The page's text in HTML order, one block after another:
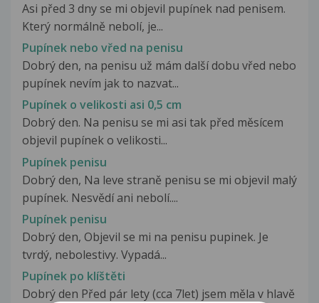
Asi před 3 dny se mi objevil pupínek nad penisem.
Který normálně nebolí, je...
Pupínek nebo vřed na penisu
Dobrý den, na penisu už mám další dobu vřed nebo
pupínek nevím jak to nazvat...
Pupínek o velikosti asi 0,5 cm
Dobrý den. Na penisu se mi asi tak před měsícem
objevil pupínek o velikosti...
Pupínek penisu
Dobrý den, Na leve straně penisu se mi objevil malý
pupínek. Nesvědí ani nebolí....
Pupínek penisu
Dobrý den, Objevil se mi na penisu pupinek. Je
tvrdý, nebolestivy. Vypadá...
Pupínek po klíštěti
Dobrý den Před pár lety (cca 7let) jsem měla v hlavě